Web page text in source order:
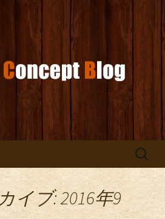
セプトブログ
らせ
検
イブ: 2016年9